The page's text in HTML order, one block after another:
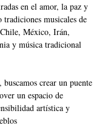
en el amor, la paz y
musicales de
México, Irán,
y música tradicional
crear un puente
un espacio de
artística y